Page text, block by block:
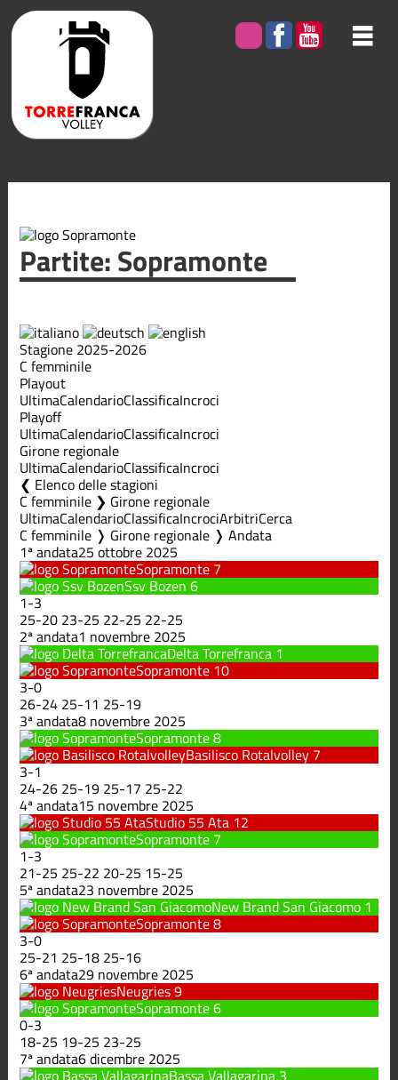
Partite: Sopramonte
Stagione 2025-2026
C femminile
Playout
UltimaCalendarioClassificaIncroci
Playoff
UltimaCalendarioClassificaIncroci
Girone regionale
UltimaCalendarioClassificaIncroci
Elenco delle stagioni
C femminile ❯ Girone regionale
UltimaCalendarioClassificaIncrociArbitriCerca
C femminile ❭ Girone regionale ❭ Andata
1ª andata25 ottobre 2025
Sopramonte 7
Ssv Bozen 6
1-3
25-20 23-25 22-25 22-25
2ª andata1 novembre 2025
Delta Torrefranca 1
Sopramonte 10
3-0
26-24 25-11 25-19
3ª andata8 novembre 2025
Sopramonte8
Basilisco Rotalvolley 7
3-1
24-26 25-19 25-17 25-22
4ª andata15 novembre 2025
Studio 55 Ata 12
Sopramonte 7
1-3
21-25 25-22 20-25 15-25
5ª andata23 novembre 2025
New Brand San Giacomo 1
Sopramonte8
3-0
25-21 25-18 25-16
6ª andata29 novembre 2025
Neugries9
Sopramonte6
0-3
18-25 19-25 23-25
7ª andata6 dicembre 2025
Bassa Vallagarina 3